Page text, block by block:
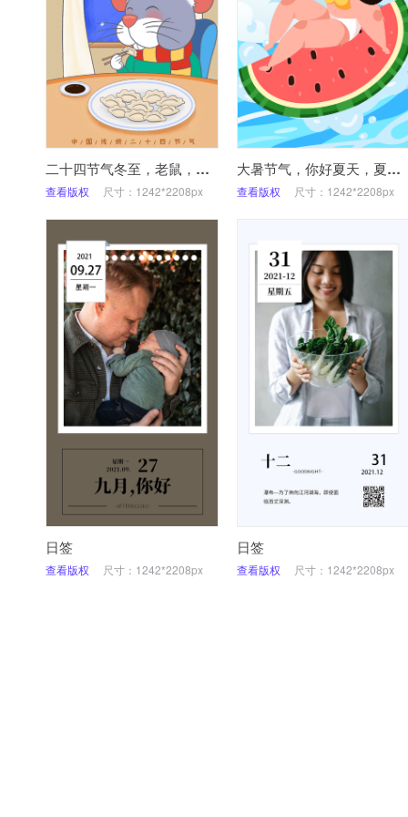
二十四节气冬至，老鼠，饺子，冬夜，手绘插画
查看版权 尺寸：1242*2208px
大暑节气，你好夏天，夏天吃西瓜
查看版权 尺寸：1242*2208px
日签
查看版权 尺寸：1242*2208px
日签
查看版权 尺寸：1242*2208px